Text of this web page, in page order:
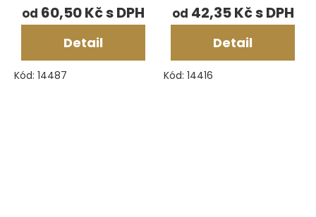
od 60,50 Kč
Detail
Kód: 14487
od 42,35 Kč
Detail
Kód: 14416